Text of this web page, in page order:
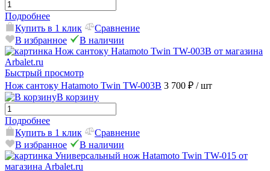
Подробнее
Купить в 1 клик
Сравнение
В избранное
В наличии
Быстрый просмотр
Нож сантоку Hatamoto Twin TW-003B 3 700 ₽ / шт
В корзину
Подробнее
Купить в 1 клик
Сравнение
В избранное
В наличии